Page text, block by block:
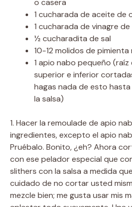
1 cucharada de aceite de
1 cucharada de vinagre
1⁄2 cucharadita de sal
10-12 molidos de pimienta
1 apio nabo pequeño
superior e inferior
hagas nada de esto
la salsa)
1. Hacer la remoulade de apio
ingredientes, excepto el apio
Pruébalo. Bonito, ¿eh? Ahora
con ese pelador especial que
slithers con la salsa a medida
cuidado de no cortar usted
mezcle bien; me gusta usar mis